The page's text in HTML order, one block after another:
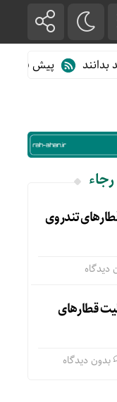
پیش فروش
تندروی
دیدگاه
قطارهای
بدون دیدگاه